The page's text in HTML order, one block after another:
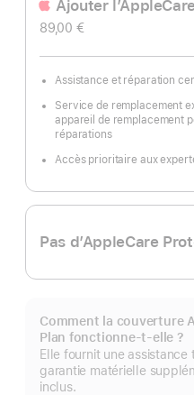
Ajouter
89,00 €
Assistance et réparation
Service de remplacement
appareil de remplacement
réparations
Accès prioritaire aux
Pas d’AppleCare
Comment la couverture
Plan fonctionne-t-elle ?
Elle fournit une
garantie matérielle
inclus.